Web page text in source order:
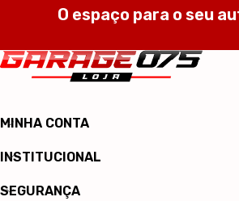
O espaço para o seu
MINHA CONTA
INSTITUCIONAL
SEGURANÇA